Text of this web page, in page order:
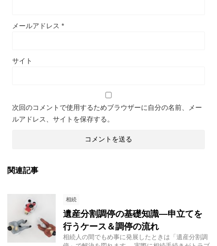
メールアドレス *
サイト
次回のコメントで使用するためブラウザーに自分の名前、メー
ルアドレス、サイトを保存する。
関連記事
相続
遺産分割調停の基礎知識―申立てを
行うケース＆調停の流れ
相続人の間でもめ事に発展したときは「遺産分割調